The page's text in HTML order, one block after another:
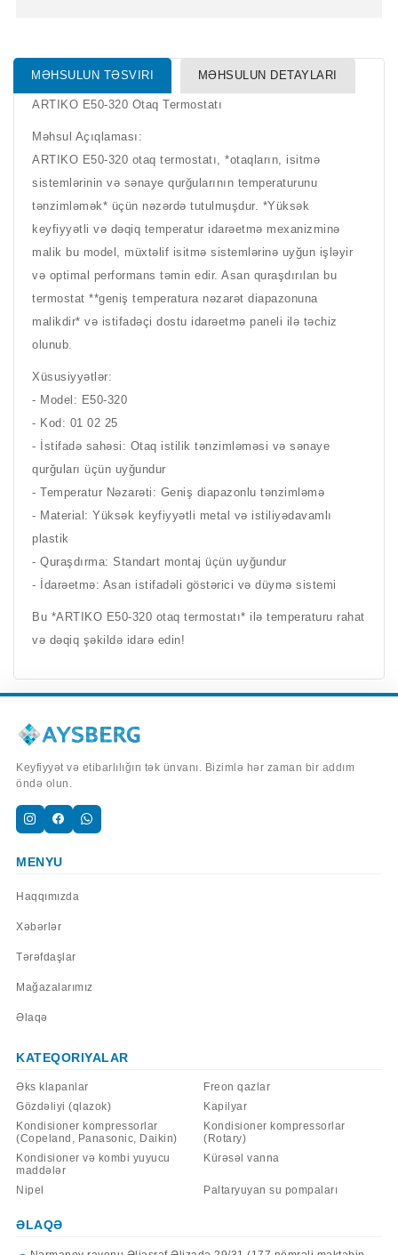
MƏHSULUN TƏSVIRI MƏHSULUN DETAYLARI
ARTIKO E50-320 Otaq Termostatı
Məhsul Açıqlaması:
ARTIKO E50-320 otaq termostatı, *otaqların, isitmə
sistemlərinin və sənaye qurğularının temperaturunu
tənzimləmək* üçün nəzərdə tutulmuşdur. *Yüksək
keyfiyyətli və dəqiq temperatur idarəetmə mexanizminə
malik bu model, müxtəlif isitmə sistemlərinə uyğun işləyir
və optimal performans təmin edir. Asan quraşdırılan bu
termostat **geniş temperatura nəzarət diapazonuna
malikdir* və istifadəçi dostu idarəetmə paneli ilə təchiz
olunub.
Xüsusiyyətlər:
- Model: E50-320
- Kod: 01 02 25
- İstifadə sahəsi: Otaq istilik tənzimləməsi və sənaye
qurğuları üçün uyğundur
- Temperatur Nəzarəti: Geniş diapazonlu tənzimləmə
- Material: Yüksək keyfiyyətli metal və istiliyədavamlı
plastik
- Quraşdırma: Standart montaj üçün uyğundur
- İdarəetmə: Asan istifadəli göstərici və düymə sistemi
Bu *ARTIKO E50-320 otaq termostatı* ilə temperaturu rahat
və dəqiq şəkildə idarə edin!
Keyfiyyət və etibarlılığın tək ünvanı. Bizimlə hər zaman bir addım
öndə olun.
MENYU
Haqqımızda
Xəbərlər
Tərəfdaşlar
Mağazalarımız
Əlaqə
KATEQORIYALAR
Əks klapanlar
Freon qazlar
Gözdəliyi (qlazok)
Kapilyar
Kondisioner kompressorlar
(Copeland, Panasonic, Daikin)
Kondisioner kompressorlar
(Rotary)
Kondisioner və kombi yuyucu
maddələr
Kürəsəl vanna
Nipel Paltaryuyan su pompaları
ƏLAQƏ